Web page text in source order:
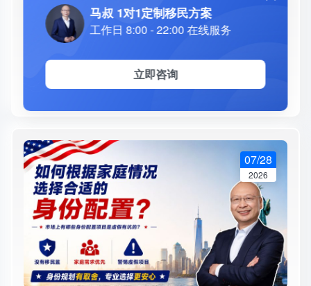
爱尔兰移民身份配置如何帮助孩子冲刺牛津剑
如何进入牛津剑桥通道 - 过渡年、自主选课优势
07/28
2026
马叔 1对1定制移民方案
工作日 8:00 - 22:00 在线服务
立即咨询